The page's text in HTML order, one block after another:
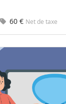
Prix :
60 € Net de taxe